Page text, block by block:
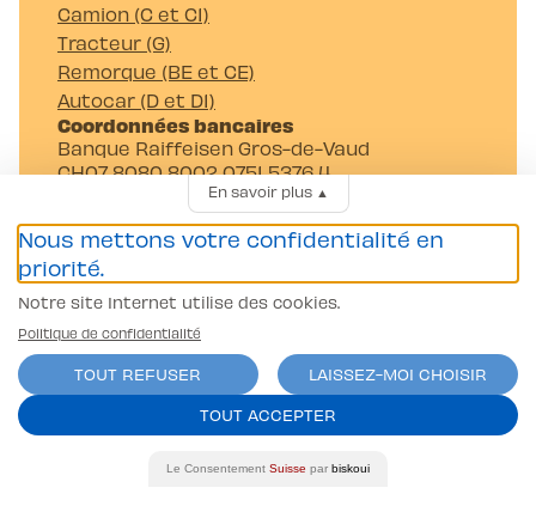
Camion (C et C1)
Tracteur (G)
Remorque (BE et CE)
Autocar (D et D1)
Coordonnées bancaires
Banque Raiffeisen Gros-de-Vaud
CH07 8080 8002 0751 5376 4
Auto-Moto-Ecole Pittet SA
Av. Juste-Olivier 23 1006 Lausanne
Conditions générales
Politique de confidentialité
ercos.ch
En savoir plus▲
Nous mettons votre confidentialité en
priorité.
Notre site Internet utilise des cookies.
Politique de confidentialité
TOUT REFUSER
LAISSEZ-MOI CHOISIR
TOUT ACCEPTER
Le Consentement Suisse par biskoui